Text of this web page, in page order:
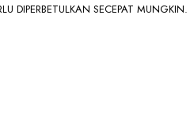
DIPERBETULKAN SECEPAT MUNGKIN.